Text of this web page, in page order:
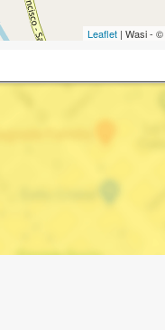
Leaflet | Wasi - ©